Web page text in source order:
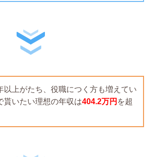
以上がたち、役職につく方も増えてい
貰いたい理想の年収は404.2万円 を超